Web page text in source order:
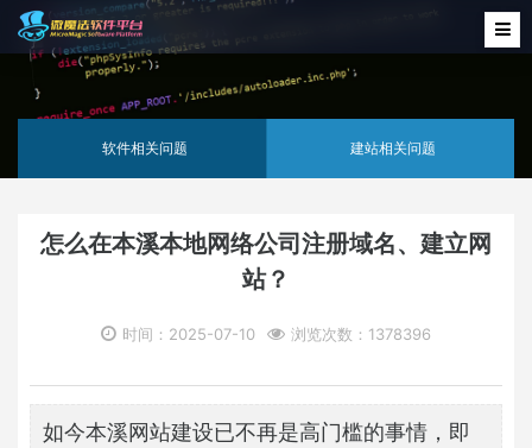
软件相关问题 建站相关问题
怎么在本溪本地网络公司注册域名、建立网
站？
时间：2025-07-10 浏览次数：1378396
如今本溪网站建设已不再是高门槛的事情，即